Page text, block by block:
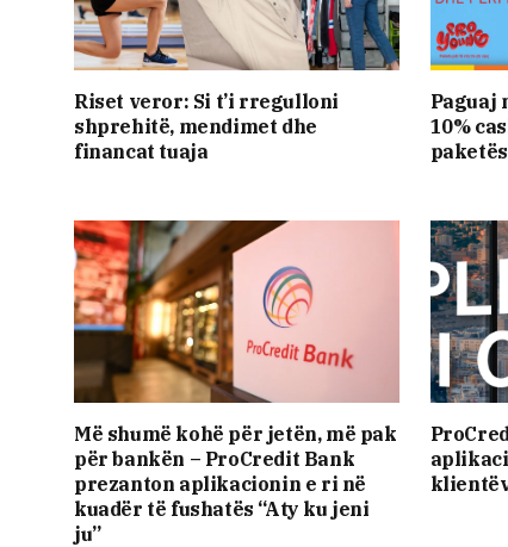
Riset veror: Si t’i rregulloni
shprehitë, mendimet dhe
financat tuaja
Paguaj
10%
Më shumë kohë për jetën, më pak
për bankën – ProCredit Bank
prezanton aplikacionin e ri në
kuadër të fushatës “Aty ku jeni
ju”